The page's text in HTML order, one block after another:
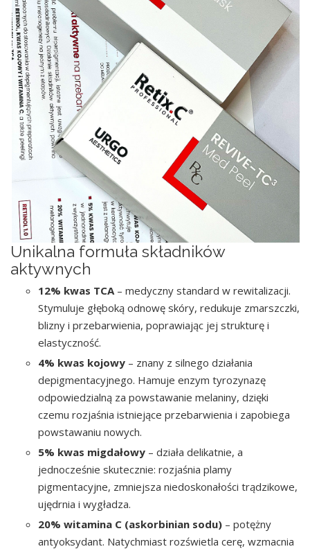
Unikalna formuła składników
aktywnych
12% kwas TCA – medyczny standard w rewitalizacji.
Stymuluje głęboką odnowę skóry, redukuje zmarszczki,
blizny i przebarwienia, poprawiając jej strukturę i
elastyczność.
4% kwas kojowy – znany z silnego działania
depigmentacyjnego. Hamuje enzym tyrozynazę
odpowiedzialną za powstawanie melaniny, dzięki
czemu rozjaśnia istniejące przebarwienia i zapobiega
powstawaniu nowych.
5% kwas migdałowy – działa delikatnie, a
jednocześnie skutecznie: rozjaśnia plamy
pigmentacyjne, zmniejsza niedoskonałości trądzikowe,
ujędrnia i wygładza.
20% witamina C (askorbinian sodu) – potężny
antyoksydant. Natychmiast rozświetla cerę, wzmacnia